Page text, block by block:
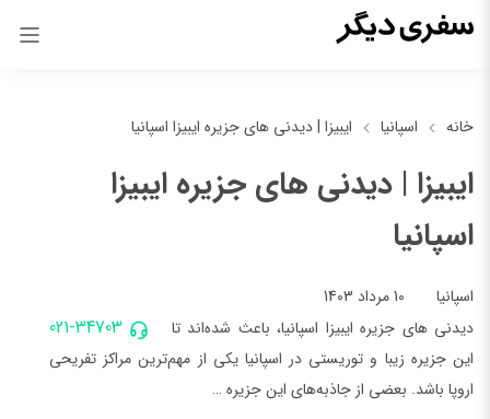
خانه اسپانیا ایبیزا | دیدنی ‌های جزیره ایبیزا اسپانیا
ایبیزا | دیدنی ‌های جزیره ایبیزا
اسپانیا
اسپانیا 10 مرداد 1403
021-34703
دیدنی ‌های جزیره ایبیزا اسپانیا، باعث شده‌اند تا
این جزیره زیبا و توریستی در اسپانیا یکی از مهم‌ترین مراکز تفریحی
اروپا باشد. بعضی از جاذبه‌های این جزیره …